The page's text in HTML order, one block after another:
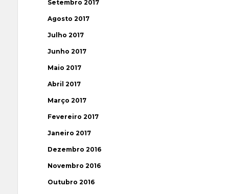
Setembro 2017
Agosto 2017
Julho 2017
Junho 2017
Maio 2017
Abril 2017
Março 2017
Fevereiro 2017
Janeiro 2017
Dezembro 2016
Novembro 2016
Outubro 2016